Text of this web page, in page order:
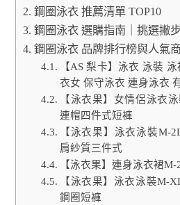
鋼圈泳衣 推薦清單 TOP10
鋼圈泳衣 選購指南｜挑選撇
鋼圈泳衣 品牌排行榜與人氣
【AS 梨卡】泳衣 泳裝
衣女 保守泳衣 連身泳衣
【泳衣果】女情侶泳衣
連帽四件式短褲
【泳衣果】泳衣泳裝M-
肩紗質三件式
【泳衣果】連身泳衣裙
【泳衣果】泳衣泳裝M-
鋼圈短褲